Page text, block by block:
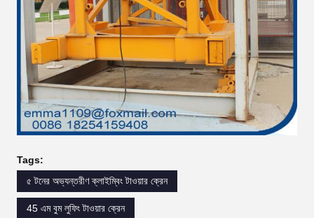
Tags:
৫ টনের অভ্যন্তরীণ ক্লাইম্বিং টাওয়ার ক্রেন
45 এম বুম লুফিং টাওয়ার ক্রেন